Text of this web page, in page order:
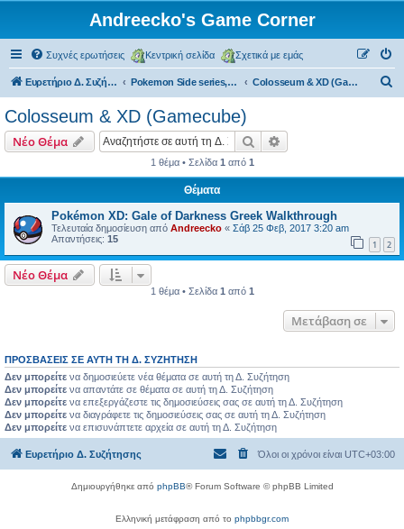
Andreecko's Game Corner
Συχνές ερωτήσεις Κεντρική σελίδα Σχετικά με εμάς
Ευρετήριο Δ. Συζήτησης Pokemon Side series, Spin-offs Colosseum & XD (Gamecube)
η
Colosseum & XD (Gamecube)
Νέο Θέμα Αναζήτηση
1 θέμα • Σελίδα 1 από 1
Θέματα
Pokémon XD: Gale of Darkness Greek Walkthrough
Τελευταία δημοσίευση από Andreecko « Σάβ 25 Φεβ, 2017 3:20 am
Απαντήσεις: 15 1 2
Νέο Θέμα
1 θέμα • Σελίδα 1 από 1
Μετάβαση σε
ΠΡΟΣΒΆΣΕΙΣ ΣΕ ΑΥΤΉ ΤΗ Δ. ΣΥΖΉΤΗΣΗ
Δεν μπορείτε να δημοσιεύετε νέα θέματα σε αυτή τη Δ. Συζήτηση
Δεν μπορείτε να απαντάτε σε θέματα σε αυτή τη Δ. Συζήτηση
Δεν μπορείτε να επεξεργάζεστε τις δημοσιεύσεις σας σε αυτή τη Δ. Συζήτηση
Δεν μπορείτε να διαγράφετε τις δημοσιεύσεις σας σε αυτή τη Δ. Συζήτηση
Δεν μπορείτε να επισυνάπτετε αρχεία σε αυτή τη Δ. Συζήτηση
Ευρετήριο Δ. Συζήτησης Όλοι οι χρόνοι είναι UTC+03:00
Δημιουργήθηκε από phpBB® Forum Software © phpBB Limited
Ελληνική μετάφραση από το phpbbgr.com